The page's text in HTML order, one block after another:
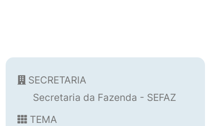
SECRETARIA
Secretaria da Fazenda - SEFAZ
TEMA